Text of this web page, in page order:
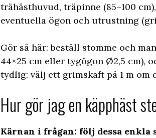
trähästhuvud, träpinne (85–100
eventuella ögon och utrustning
Gör så här: beställ stomme och
44×25 cm eller tygögon Ø2,5 cm),
tydlig: välj ett grimskaft på 1 m
Hur gör jag en käpphäst
Kärnan i frågan: följ dessa